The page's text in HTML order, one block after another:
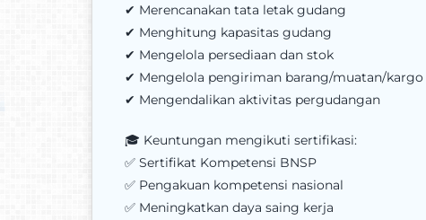
✔ Merencanakan tata letak gudang
✔ Menghitung kapasitas gudang
✔ Mengelola persediaan dan stok
✔ Mengelola pengiriman barang/muatan/kargo
✔ Mengendalikan aktivitas pergudangan
🎓 Keuntungan mengikuti sertifikasi:
✅ Sertifikat Kompetensi BNSP
✅ Pengakuan kompetensi nasional
✅ Meningkatkan daya saing kerja